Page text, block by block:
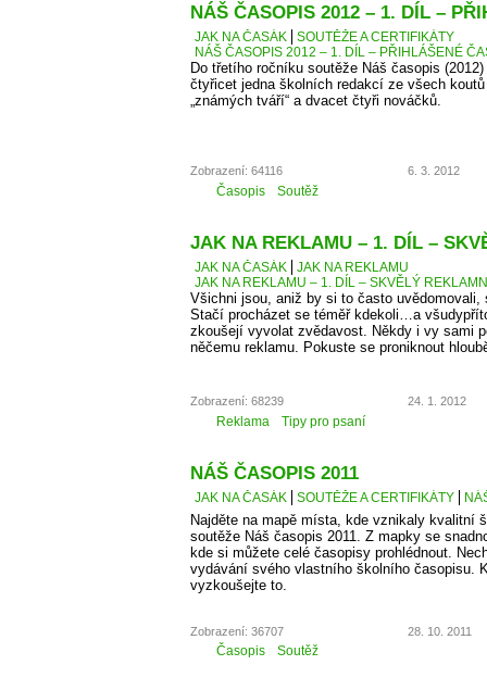
NÁŠ ČASOPIS 2012 – 1. DÍL –
JAK NA ČASÁK
SOUTĚŽE A CERTIFIKÁTY
NÁŠ ČASOPIS 2012 – 1. DÍL – PŘIHLÁŠENÉ
Do třetího ročníku soutěže Náš časopis
čtyřicet jedna školních redakcí ze všech
„známých tváří“ a dvacet čtyři nováčků.
Zobrazení: 64116 6. 3. 2012
Časopis Soutěž
JAK NA REKLAMU – 1. DÍL –
JAK NA ČASÁK
JAK NA REKLAMU
JAK NA REKLAMU – 1. DÍL – SKVĚLÝ
Všichni jsou, aniž by si to často
Stačí procházet se téměř kdekoli…a
zkoušejí vyvolat zvědavost. Někdy i vy sami
něčemu reklamu. Pokuste se proniknout
Zobrazení: 68239 24. 1. 2012
Reklama Tipy pro psaní
NÁŠ ČASOPIS 2011
JAK NA ČASÁK SOUTĚŽE A CERTIFIKÁTY
Najděte na mapě místa, kde vznikaly kvalitní
soutěže Náš časopis 2011. Z mapky se
kde si můžete celé časopisy prohlédnout.
vydávání svého vlastního školního časopisu.
vyzkoušejte to.
Zobrazení: 36707 28. 10. 2011
Časopis Soutěž